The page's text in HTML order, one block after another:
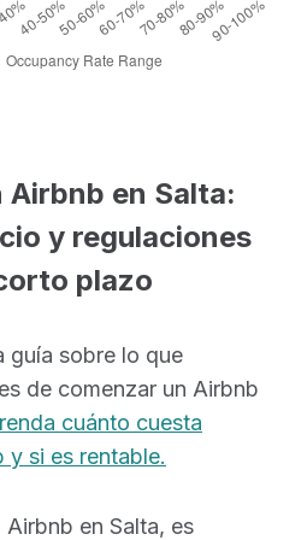
Airbnb en Salta:
y regulaciones
plazo
guía sobre lo que
de comenzar un Airbnb
cuánto cuesta
y si es rentable.
en Salta, es